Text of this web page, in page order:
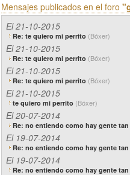
Mensajes publicados en el foro
El 21-10-2015
Re: te quiero mi perrito (Bóxer)
El 21-10-2015
Re: te quiero mi perrito (Bóxer)
El 21-10-2015
Re: te quiero mi perrito (Bóxer)
El 21-10-2015
te quiero mi perrito (Bóxer)
El 20-07-2014
Re: no entiendo como hay gente
El 19-07-2014
Re: no entiendo como hay gente
El 19-07-2014
Re: no entiendo como hay gente